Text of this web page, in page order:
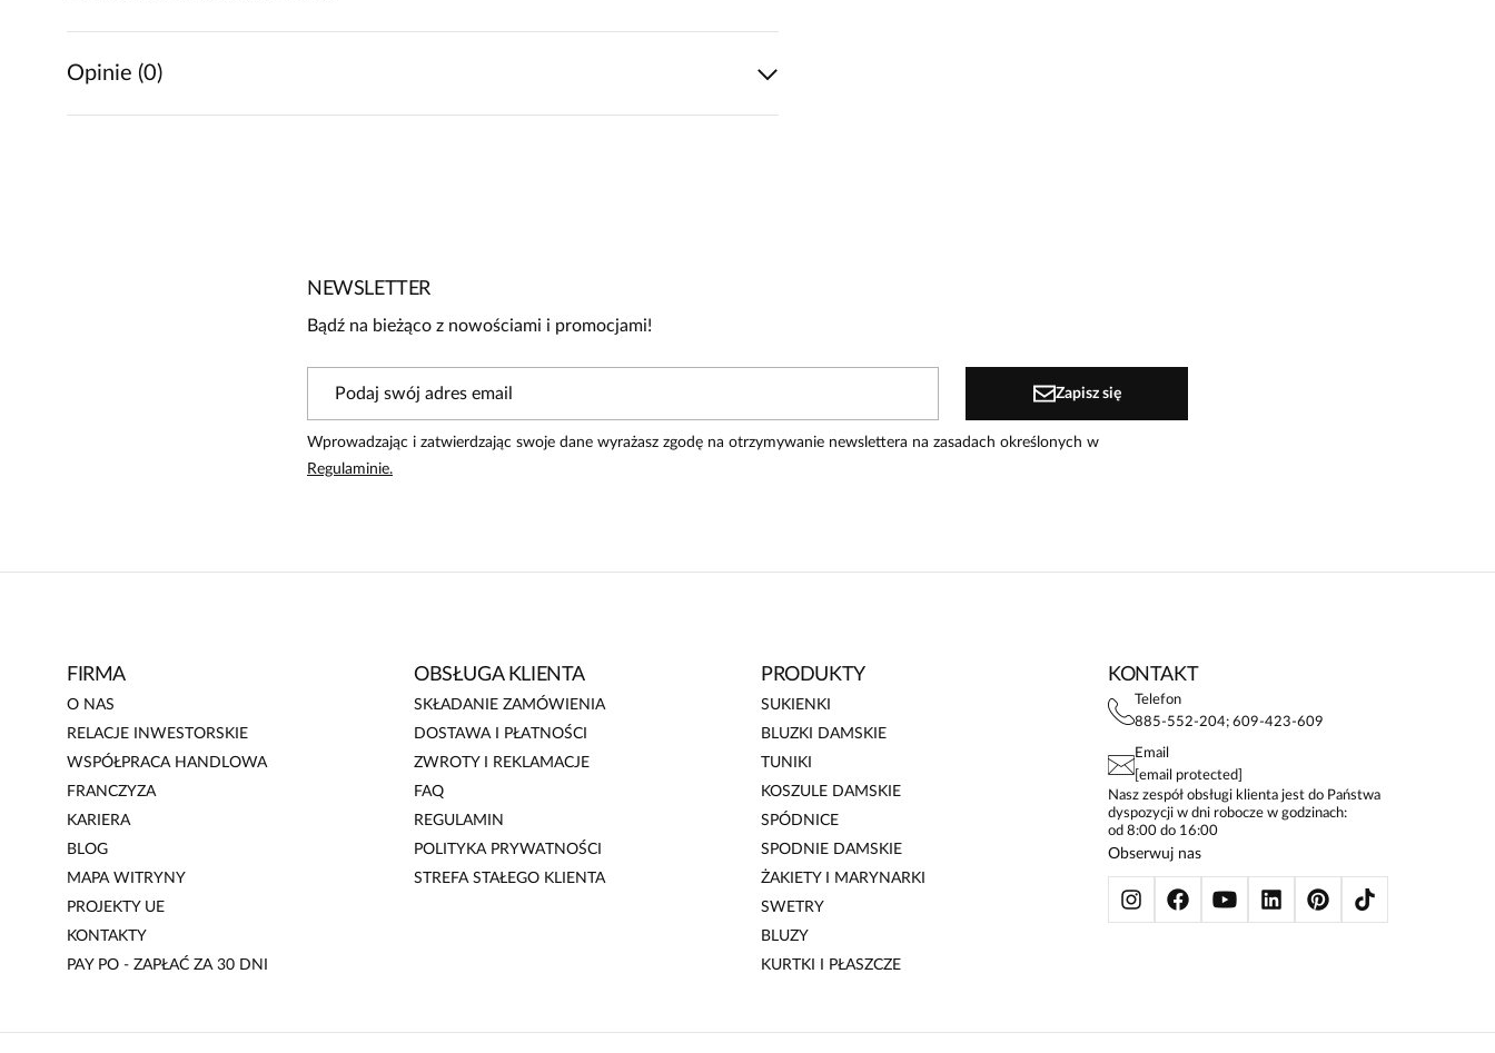
Opinie (0)
NEWSLETTER
Bądź na bieżąco z nowościami i promocjami!
Zapisz się
Wprowadzając i zatwierdzając swoje dane wyrażasz zgodę na otrzymywanie newslettera na zasadach określonych w
Regulaminie.
FIRMA
O NAS
RELACJE INWESTORSKIE
WSPÓŁPRACA HANDLOWA
FRANCZYZA
KARIERA
BLOG
MAPA WITRYNY
PROJEKTY UE
KONTAKTY
PAY PO - ZAPŁAĆ ZA 30 DNI
OBSŁUGA KLIENTA
SKŁADANIE ZAMÓWIENIA
DOSTAWA I PŁATNOŚCI
ZWROTY I REKLAMACJE
FAQ
REGULAMIN
POLITYKA PRYWATNOŚCI
STREFA STAŁEGO KLIENTA
PRODUKTY
SUKIENKI
BLUZKI DAMSKIE
TUNIKI
KOSZULE DAMSKIE
SPÓDNICE
SPODNIE DAMSKIE
ŻAKIETY I MARYNARKI
SWETRY
BLUZY
KURTKI I PŁASZCZE
KONTAKT
Telefon
885-552-204; 609-423-609
Email
[email protected]
Nasz zespół obsługi klienta jest do Państwa
dyspozycji w dni robocze w godzinach:
od 8:00 do 16:00
Obserwuj nas